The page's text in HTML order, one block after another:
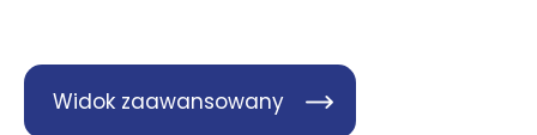
Widok zaawansowany